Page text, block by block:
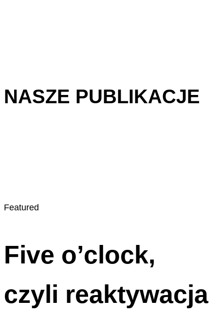
NASZE PUBLIKACJE
Featured
Five o’clock,
czyli reaktywacja